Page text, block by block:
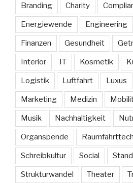
Branding Charity
Energiewende Engineering
Finanzen Gesundheit
Interior IT Kosmetik
Logistik Luftfahrt Luxus
Marketing Medizin
Musik Nachhaltigkeit
Organspende
Schreibkultur Social
Strukturwandel Theater